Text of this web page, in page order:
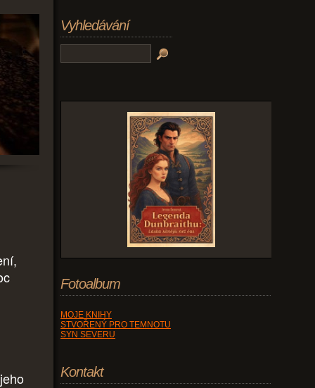
Vyhledávání
Fotoalbum
MOJE KNIHY
STVOŘENÝ PRO TEMNOTU
SYN SEVERU
Kontakt